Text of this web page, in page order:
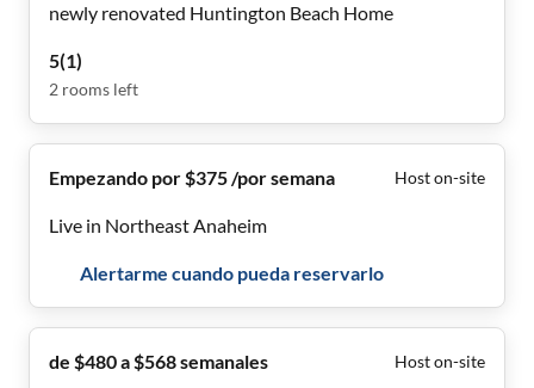
newly renovated Huntington Beach Home
5(1)
2 rooms left
Empezando por $375 /por semana Host on-site
Live in Northeast Anaheim
Alertarme cuando pueda reservarlo
de $480 a $568 semanales Host on-site